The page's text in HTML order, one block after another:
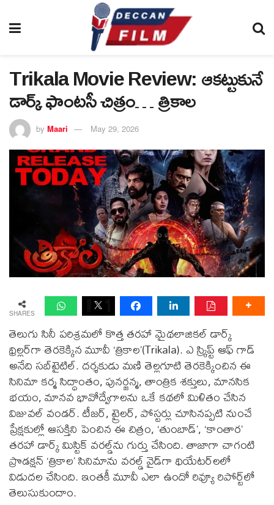
Trikala Movie Review: ఆకట్టుకునే
డార్క్ ఫాంటసీ చిత్రం… త్రికాల
by Maari May 29, 2026
SHARES
తెలుగు సినీ పరిశ్రమలో కొత్త తరహా మైథలాజికల్ డార్క్
థ్రిల్లర్‌గా తెర‌కెక్కిన‌ మూవీ ‘త్రికాల’(Trikala). ఎ స్క్రిప్ట్ ఆఫ్ గాడ్
అనేది స‌బ్‌టైటిల్. దర్శకుడు మణి తెల్లగూటి తెరకెక్కించిన ఈ
సినిమా కర్మ సిద్ధాంతం, పునర్జన్మ, తాంత్రిక శక్తులు, మానసిక
భయం, మానవ భావోద్వేగాలను ఒకే కథలో మిళితం చేసిన
విజువల్ వండ‌ర్. టీజర్, ట్రైలర్, పోస్టర్లు చూసినప్పటి నుంచే
ప్రేక్షకుల్లో ఆసక్తిని పెంచిన ఈ చిత్రం, ‘తుంబాడ్’, ‘కాంతార’
తరహా డార్క్ మిస్టిక్ వరల్డ్‌ను గుర్తు చేసింది. తాజాగా చాగంటి
ప్రొడ‌క్ష‌న్ ‘త్రికాల’ సినిమాను వ‌ర‌ల్డ్ వైడ్‌గా థియేట‌ర్‌ల‌లో
విడుద‌ల చేసింది. ఇంత‌కీ మూవీ ఎలా ఉందో రివ్యూ రిపోర్ట్‌లో
తెలుసుకుందాం.